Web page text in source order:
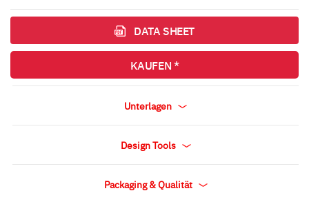
DATA SHEET
KAUFEN *
Unterlagen
Design Tools
Packaging & Qualität